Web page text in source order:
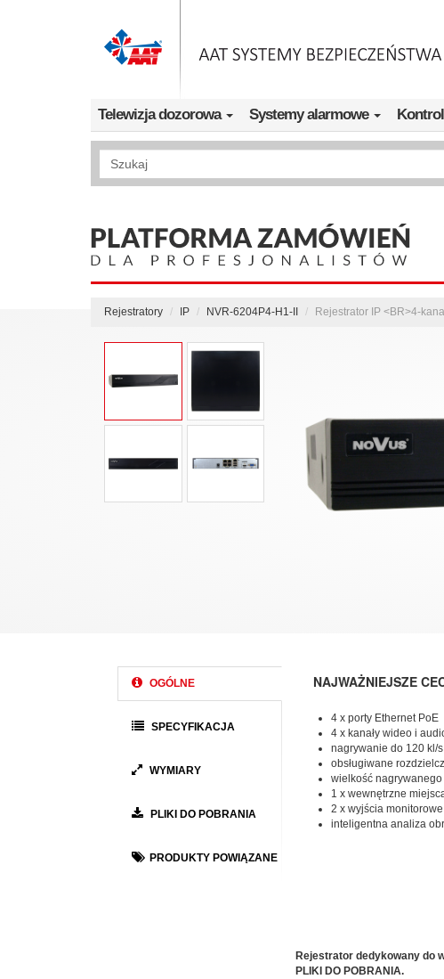
Telewizja dozorowa Systemy alarmowe
Wyszukiwanie pełnotekstowe
Rejestratory IP NVR-6204P4-H1-II Rejestrator IP <BR>4-
OGÓLNE
SPECYFIKACJA
WYMIARY
PLIKI DO POBRANIA
PRODUKTY POWIĄZANE
NAJWAŻNIEJSZE
4 x porty Ethernet PoE
4 x kanały wideo i
nagrywanie do 120 kl/
obsługiwane
wielkość nagrywanego
1 x wewnętrzne
2 x wyjścia
inteligentna analiza
Rejestrator dedykowany do
PLIKI DO POBRANIA.